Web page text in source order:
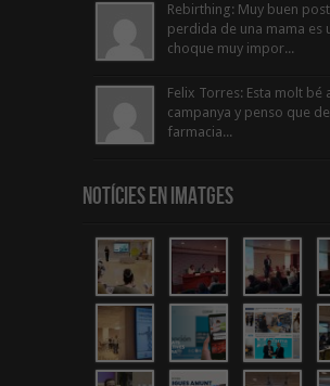
Rebirthing: Muy buen
perdida de una mama es
choque muy impor...
Felix Torres: Esta molt bé
campanya y penso que
farmacia...
Notícies en Imatges